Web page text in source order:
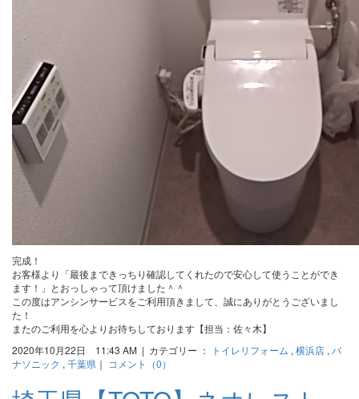
完成！
お客様より「最後まできっちり確認してくれたので安心して使うことができ
ます！」とおっしゃって頂けました＾＾
この度はアンシンサービスをご利用頂きまして、誠にありがとうございまし
た！
またのご利用を心よりお待ちしております【担当：佐々木】
2020年10月22日 11:43 AM | カテゴリー ：
トイレリフォーム , 横浜店 , パ
ナソニック , 千葉県 ｜ コメント（0）